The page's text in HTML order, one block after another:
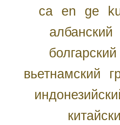
ca en ge
албанский
болгарский
вьетнамский